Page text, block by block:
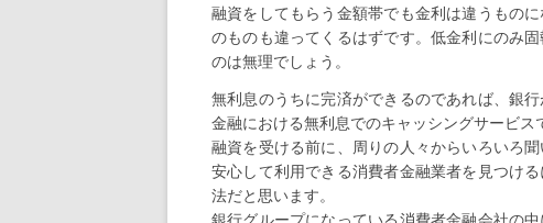
融資をしてもらう金額帯でも金利は違うもの
のものも違ってくるはずです。低金利にのみ
のは無理でしょう。
無利息のうちに完済ができるのであれば、銀
金融における無利息でのキャッシングサービス
融資を受ける前に、周りの人々からいろいろ
安心して利用できる消費者金融業者を見つけ
法だと思います。
銀行グループになっている消費者金融会社の